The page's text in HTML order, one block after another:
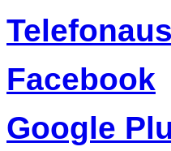
Facebook
Google